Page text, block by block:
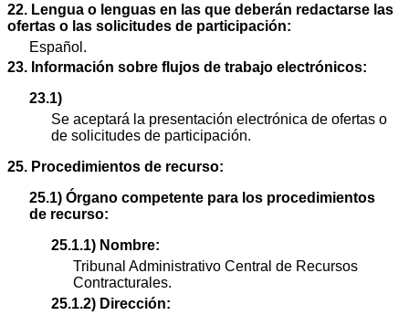
22. Lengua o lenguas en las que deberán redactarse las
ofertas o las solicitudes de participación:
Español.
23. Información sobre flujos de trabajo electrónicos:
23.1)
Se aceptará la presentación electrónica de ofertas o
de solicitudes de participación.
25. Procedimientos de recurso:
25.1) Órgano competente para los procedimientos
de recurso:
25.1.1) Nombre:
Tribunal Administrativo Central de Recursos
Contracturales.
25.1.2) Dirección: